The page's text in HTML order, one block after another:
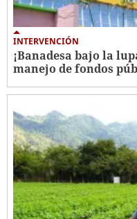
INTERVENCIÓN
¡Banadesa bajo la
manejo de fondos